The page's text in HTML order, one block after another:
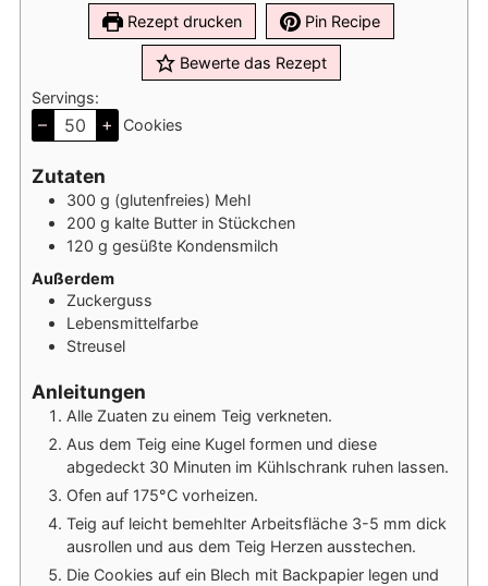
Rezept drucken Pin Recipe
Bewerte das Rezept
Servings:
– + Cookies
Zutaten
300 g (glutenfreies) Mehl
200 g kalte Butter in Stückchen
120 g gesüßte Kondensmilch
Außerdem
Zuckerguss
Lebensmittelfarbe
Streusel
Anleitungen
Alle Zuaten zu einem Teig verkneten.
Aus dem Teig eine Kugel formen und diese
abgedeckt 30 Minuten im Kühlschrank ruhen lassen.
Ofen auf 175°C vorheizen.
Teig auf leicht bemehlter Arbeitsfläche 3-5 mm dick
ausrollen und aus dem Teig Herzen ausstechen.
Die Cookies auf ein Blech mit Backpapier legen und